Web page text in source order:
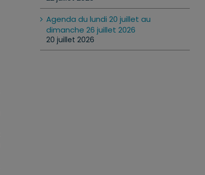
Agenda du lundi 20 juillet au
dimanche 26 juillet 2026
20 juillet 2026